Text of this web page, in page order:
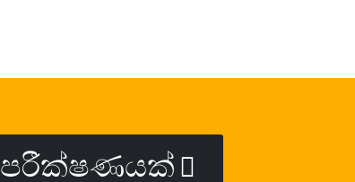
පරීක්ෂණයක්